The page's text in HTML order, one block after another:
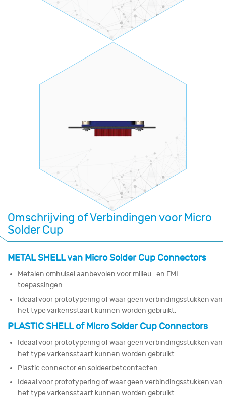
Omschrijving of Verbindingen voor Micro
Solder Cup
METAL SHELL van Micro Solder Cup Connectors
Metalen omhulsel aanbevolen voor milieu- en EMI-
toepassingen.
Ideaal voor prototypering of waar geen verbindingsstukken van
het type varkensstaart kunnen worden gebruikt.
PLASTIC SHELL of Micro Solder Cup Connectors
Ideaal voor prototypering of waar geen verbindingsstukken van
het type varkensstaart kunnen worden gebruikt.
Plastic connector en soldeerbetcontacten.
Ideaal voor prototypering of waar geen verbindingsstukken van
het type varkensstaart kunnen worden gebruikt.